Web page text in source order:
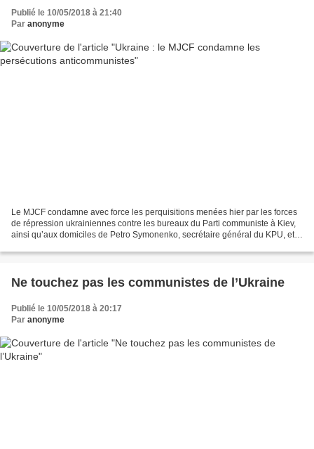
Publié le 10/05/2018 à 21:40
Par anonyme
Le MJCF condamne avec force les perquisitions menées hier par les forces
de répression ukrainiennes contre les bureaux du Parti communiste à Kiev,
ainsi qu’aux domiciles de Petro Symonenko, secrétaire général du KPU, et
Ne touchez pas les communistes de l’Ukraine
Publié le 10/05/2018 à 20:17
Par anonyme